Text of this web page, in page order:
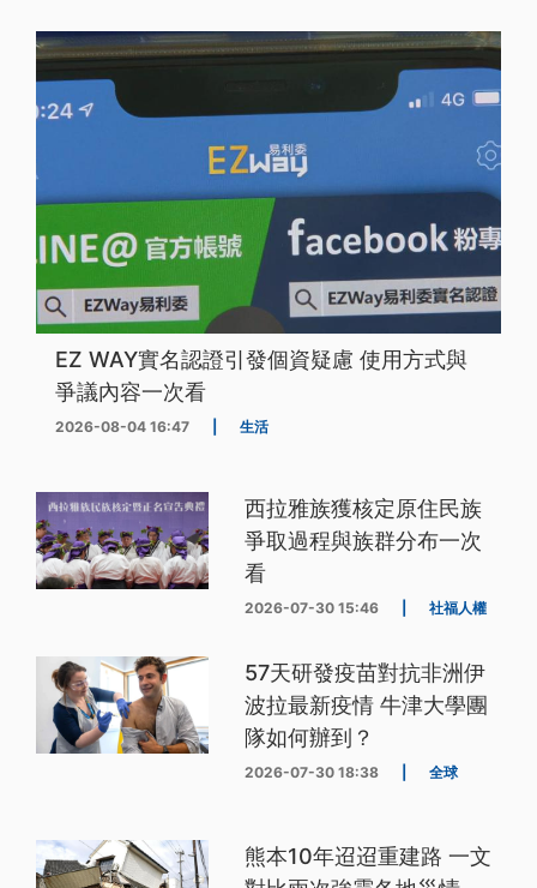
EZ WAY實名認證引發個資疑慮 使用方式與
爭議內容一次看
2026-08-04 16:47 生活
西拉雅族獲核定原住民族
爭取過程與族群分布一次
看
2026-07-30 15:46 社福人權
57天研發疫苗對抗非洲伊
波拉最新疫情 牛津大學團
隊如何辦到？
2026-07-30 18:38 全球
熊本10年迢迢重建路 一文